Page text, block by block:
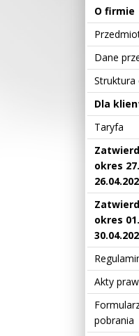
O firmie
Dane
Struktura
Dla
Taryfa
okres
okres
Akty
pobrania